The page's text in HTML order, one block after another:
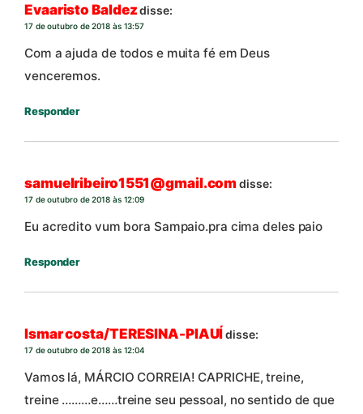
Evaaristo Baldezdisse:
17 de outubro de 2018 às 13:57
Com a ajuda de todos e muita fé em Deus
venceremos.
Responder
samuelribeiro1551@gmail.comdisse:
17 de outubro de 2018 às 12:09
Eu acredito vum bora Sampaio.pra cima deles paio
Responder
Ismar costa/TERESINA-PIAUÍdisse:
17 de outubro de 2018 às 12:04
Vamos lá, MÁRCIO CORREIA! CAPRICHE, treine,
treine ………e……treine seu pessoal, no sentido de que